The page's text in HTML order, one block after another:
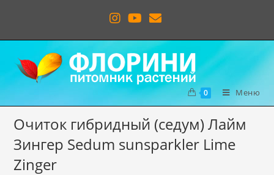
0 Меню
Очиток гибридный (седум) Лайм
Зингер Sedum sunsparkler Lime
Zinger